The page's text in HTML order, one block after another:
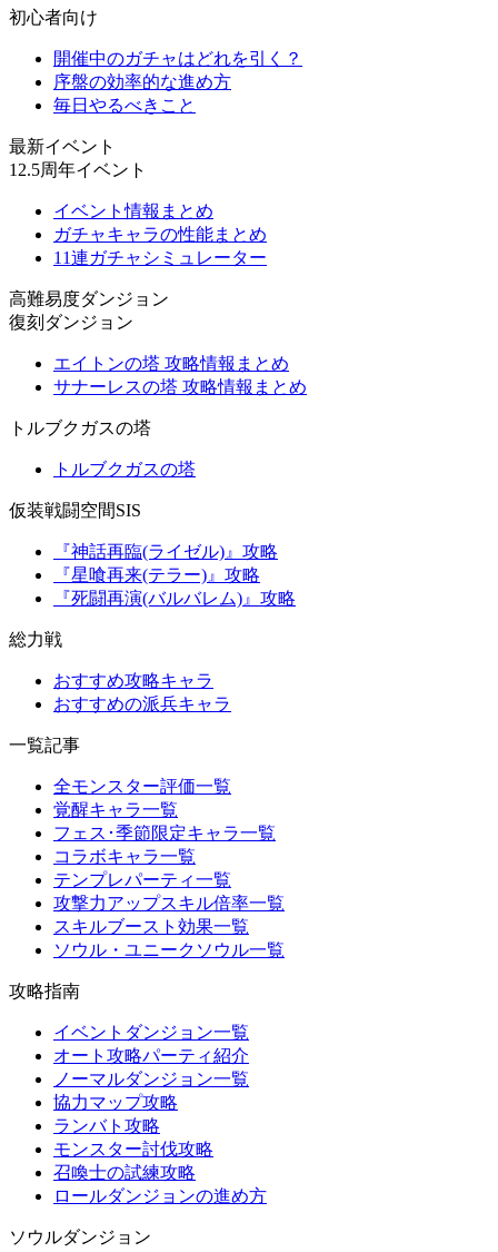
初心者向け
開催中のガチャはどれを引く？
序盤の効率的な進め方
毎日やるべきこと
最新イベント
12.5周年イベント
イベント情報まとめ
ガチャキャラの性能まとめ
11連ガチャシミュレーター
高難易度ダンジョン
復刻ダンジョン
エイトンの塔 攻略情報まとめ
サナーレスの塔 攻略情報まとめ
トルブクガスの塔
トルブクガスの塔
仮装戦闘空間SIS
『神話再臨(ライゼル)』攻略
『星喰再来(テラー)』攻略
『死闘再演(バルバレム)』攻略
総力戦
おすすめ攻略キャラ
おすすめの派兵キャラ
一覧記事
全モンスター評価一覧
覚醒キャラ一覧
フェス･季節限定キャラ一覧
コラボキャラ一覧
テンプレパーティ一覧
攻撃力アップスキル倍率一覧
スキルブースト効果一覧
ソウル・ユニークソウル一覧
攻略指南
イベントダンジョン一覧
オート攻略パーティ紹介
ノーマルダンジョン一覧
協力マップ攻略
ランバト攻略
モンスター討伐攻略
召喚士の試練攻略
ロールダンジョンの進め方
ソウルダンジョン